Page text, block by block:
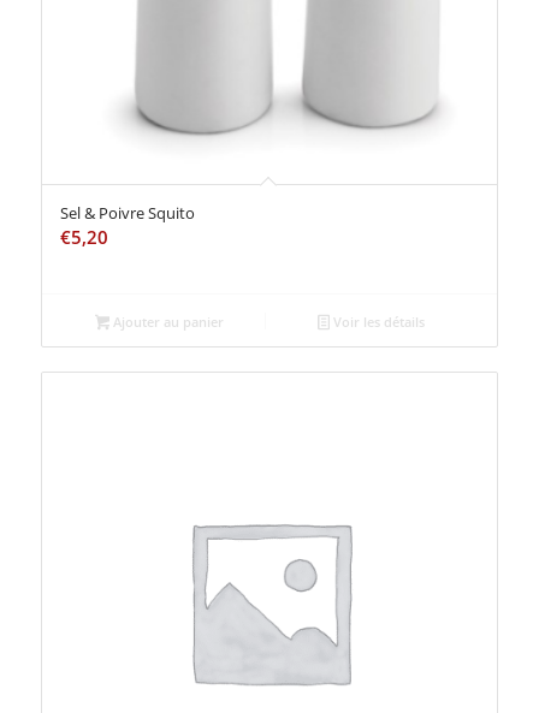
Sel & Poivre Squito
€5,20
Ajouter au panier Voir les détails